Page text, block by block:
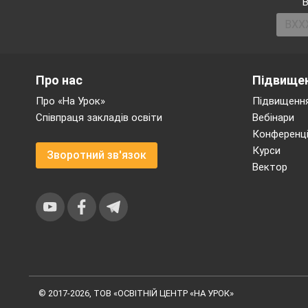
замовчувати
проявом
опитування
Жінки в Україні
чоловіки. Такими є
рекрутингових
цього є те, що
домашня праця,
констатує
Підвищення
Вебінари
Курси
Вектор
Про нас
Про «На Урок»
Співпраця закладів освіти
Зворотний зв'язок
© 2017-2026, ТОВ «ОСВІТНІЙ ЦЕНТР «НА УРОК»